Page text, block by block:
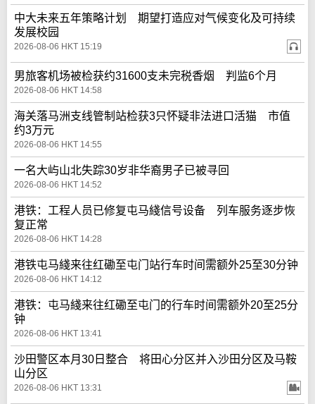
中大未来五年策略计划 期望打造应对气候变化及可持续
发展校园
2026-08-06 HKT 15:19
男旅客机场被检获约31600支未完税香烟 判监6个月
2026-08-06 HKT 14:58
海关落马洲支线管制站检获3只怀疑非法进口活猫 市值
约3万元
2026-08-06 HKT 14:55
一名大屿山北失踪30岁非华裔男子已被寻回
2026-08-06 HKT 14:52
港铁：工程人员已修复屯马綫信号设备 列车服务逐步恢
复正常
2026-08-06 HKT 14:28
港铁屯马綫来往红磡至屯门站行车时间需额外25至30分钟
2026-08-06 HKT 14:12
港铁：屯马綫来往红磡至屯门的行车时间需额外20至25分
钟
2026-08-06 HKT 13:41
沙田警区本月30日整合 将田心分区并入沙田分区及马鞍
山分区
2026-08-06 HKT 13:31